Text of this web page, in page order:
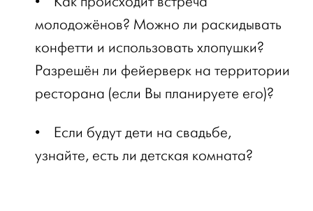
молодожёнов? Можно ли раскидывать
конфетти и использовать хлопушки?
Разрешён ли фейерверк на территории
ресторана (если Вы планируете его)?
•
Если будут дети на свадьбе,
узнайте, есть ли детская комната?